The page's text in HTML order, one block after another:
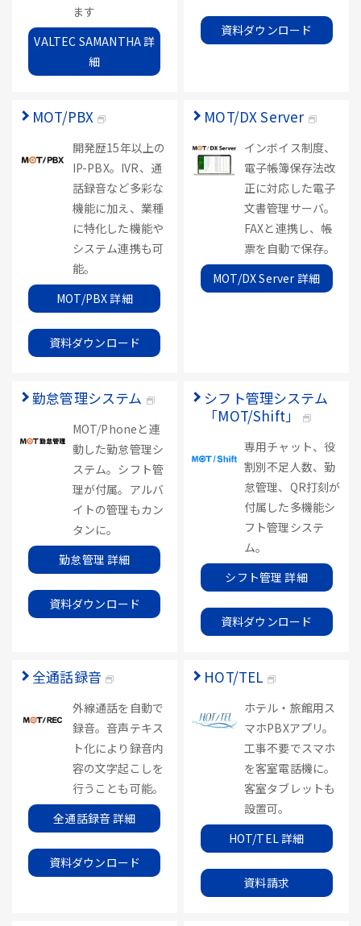
ます
VALTEC SAMANTHA 詳
細
資料ダウンロード
MOT/PBX
開発歴15年以上の
IP-PBX。IVR、通
話録音など多彩な
機能に加え、業種
に特化した機能や
システム連携も可
能。
MOT/PBX 詳細
資料ダウンロード
MOT/DX Server
インボイス制度、
電子帳簿保存法改
正に対応した電子
文書管理サーバ。
FAXと連携し、帳
票を自動で保存。
MOT/DX Server 詳細
勤怠管理システム
MOT/Phoneと連
動した勤怠管理シ
ステム。シフト管
理が付属。アルバ
イトの管理もカン
タンに。
勤怠管理 詳細
資料ダウンロード
シフト管理システム
「MOT/Shift」
専用チャット、役
割別不足人数、勤
怠管理、QR打刻が
付属した多機能シ
フト管理システ
ム。
シフト管理 詳細
資料ダウンロード
全通話録音
外線通話を自動で
録音。音声テキス
ト化により録音内
容の文字起こしを
行うことも可能。
全通話録音 詳細
資料ダウンロード
HOT/TEL
ホテル・旅館用ス
マホPBXアプリ。
工事不要でスマホ
を客室電話機に。
客室タブレットも
設置可。
HOT/TEL 詳細
資料請求